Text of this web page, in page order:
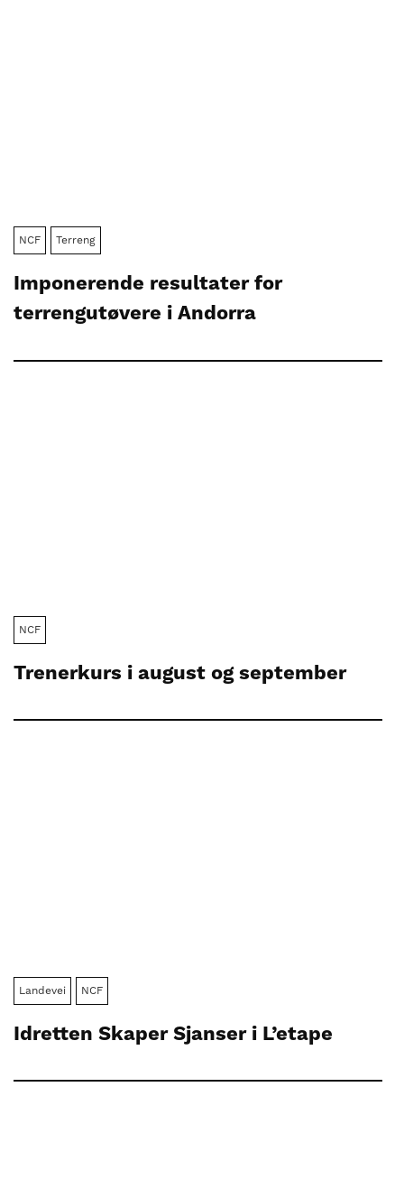
NCF Terreng
Imponerende resultater for
terrengutøvere i Andorra
NCF
Trenerkurs i august og september
Landevei NCF
Idretten Skaper Sjanser i L’etape